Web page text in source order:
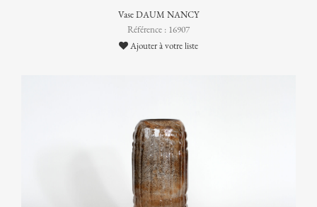
Vase DAUM NANCY
Référence : 16907
Ajouter à votre liste